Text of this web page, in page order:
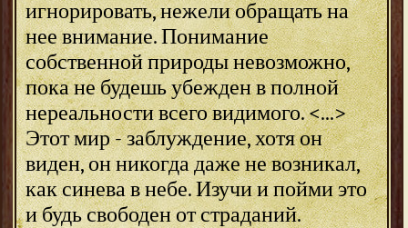
игнорировать, нежели обращать на
нее внимание. Понимание
собственной природы невозможно,
пока не будешь убежден в полной
нереальности всего видимого. <...>
Этот мир - заблуждение, хотя он
виден, он никогда даже не возникал,
как синева в небе. Изучи и пойми это
и будь свободен от страданий.